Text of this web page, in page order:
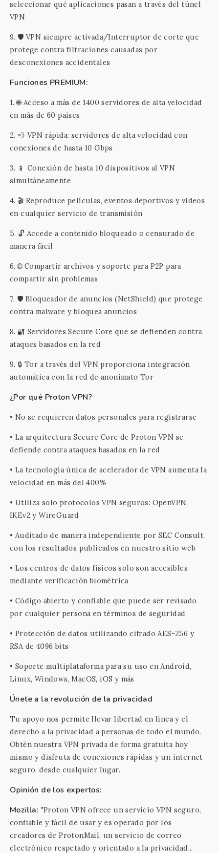
seleccionar qué aplicaciones pasan a través del túnel
VPN
9. 🛡️ VPN siempre activada/Interruptor de corte que
protege contra filtraciones causadas por
desconexiones accidentales
Funciones PREMIUM:
1. 🌐 Acceso a más de 1400 servidores de alta velocidad
en más de 60 países
2. 💨 VPN rápida: servidores de alta velocidad con
conexiones de hasta 10 Gbps
3. 📱 Conexión de hasta 10 dispositivos al VPN
simultáneamente
4. 🎬 Reproduce películas, eventos deportivos y videos
en cualquier servicio de transmisión
5. 🔓 Accede a contenido bloqueado o censurado de
manera fácil
6. 🌐 Compartir archivos y soporte para P2P para
compartir sin problemas
7. 🛡️ Bloqueador de anuncios (NetShield) que protege
contra malware y bloquea anuncios
8. 🔐 Servidores Secure Core que se defienden contra
ataques basados en la red
9. 🔒 Tor a través del VPN proporciona integración
automática con la red de anonimato Tor
¿Por qué Proton VPN?
• No se requieren datos personales para registrarse
• La arquitectura Secure Core de Proton VPN se
defiende contra ataques basados en la red
• La tecnología única de acelerador de VPN aumenta la
velocidad en más del 400%
• Utiliza solo protocolos VPN seguros: OpenVPN,
IKEv2 y WireGuard
• Auditado de manera independiente por SEC Consult,
con los resultados publicados en nuestro sitio web
• Los centros de datos físicos solo son accesibles
mediante verificación biométrica
• Código abierto y confiable que puede ser revisado
por cualquier persona en términos de seguridad
• Protección de datos utilizando cifrado AES-256 y
RSA de 4096 bits
• Soporte multiplataforma para su uso en Android,
Linux, Windows, MacOS, iOS y más
Únete a la revolución de la privacidad
Tu apoyo nos permite llevar libertad en línea y el
derecho a la privacidad a personas de todo el mundo.
Obtén nuestra VPN privada de forma gratuita hoy
mismo y disfruta de conexiones rápidas y un internet
seguro, desde cualquier lugar.
Opinión de los expertos:
Mozilla: "Proton VPN ofrece un servicio VPN seguro,
confiable y fácil de usar y es operado por los
creadores de ProtonMail, un servicio de correo
electrónico respetado y orientado a la privacidad...